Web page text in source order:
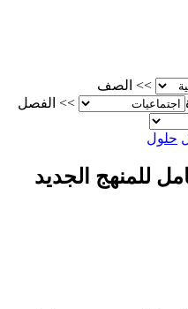
>>
الصف
>>
الفصل
حلول
للمنهج الجديد